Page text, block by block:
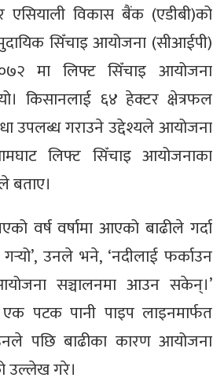
विकास बैंक (एडीबी)को
सिँचाइ आयोजना (सीआईपी)
मा लिफ्ट सिँचाइ आयोजना
किसानलाई ६४ हेक्टर क्षेत्रफल
उपलब्ध गराउने उद्देश्यले आयोजना
लिफ्ट सिँचाइ आयोजनाका
बताए।
वर्ष वर्षामा आएको बाढीले गर्दा
उनले भने, ‘नदीलाई फर्काउन
सञ्चालनमा आउन सकेन्।’
एक पटक पानी पाइप लाइनमार्फत
पछि बाढीका कारण आयोजना
उल्लेख गरे।